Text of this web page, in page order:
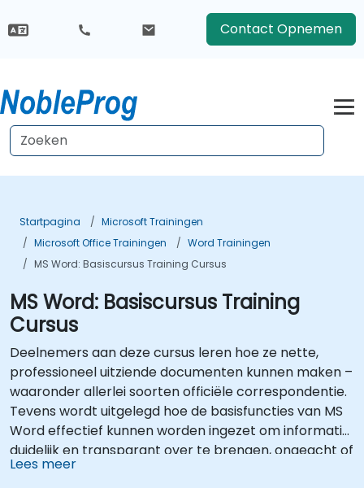
Contact Opnemen
Startpagina
Microsoft Trainingen
Microsoft Office Trainingen
Word Trainingen
MS Word: Basiscursus Training Cursus
MS Word: Basiscursus Training
Cursus
Deelnemers aan deze cursus leren hoe ze nette,
professioneel uitziende documenten kunnen maken –
waaronder allerlei soorten officiële correspondentie.
Tevens wordt uitgelegd hoe de basisfuncties van MS
Word effectief kunnen worden ingezet om informatie
duidelijk en transparant over te brengen, ongeacht of
het gaat om korte of langere documenten.
Lees meer